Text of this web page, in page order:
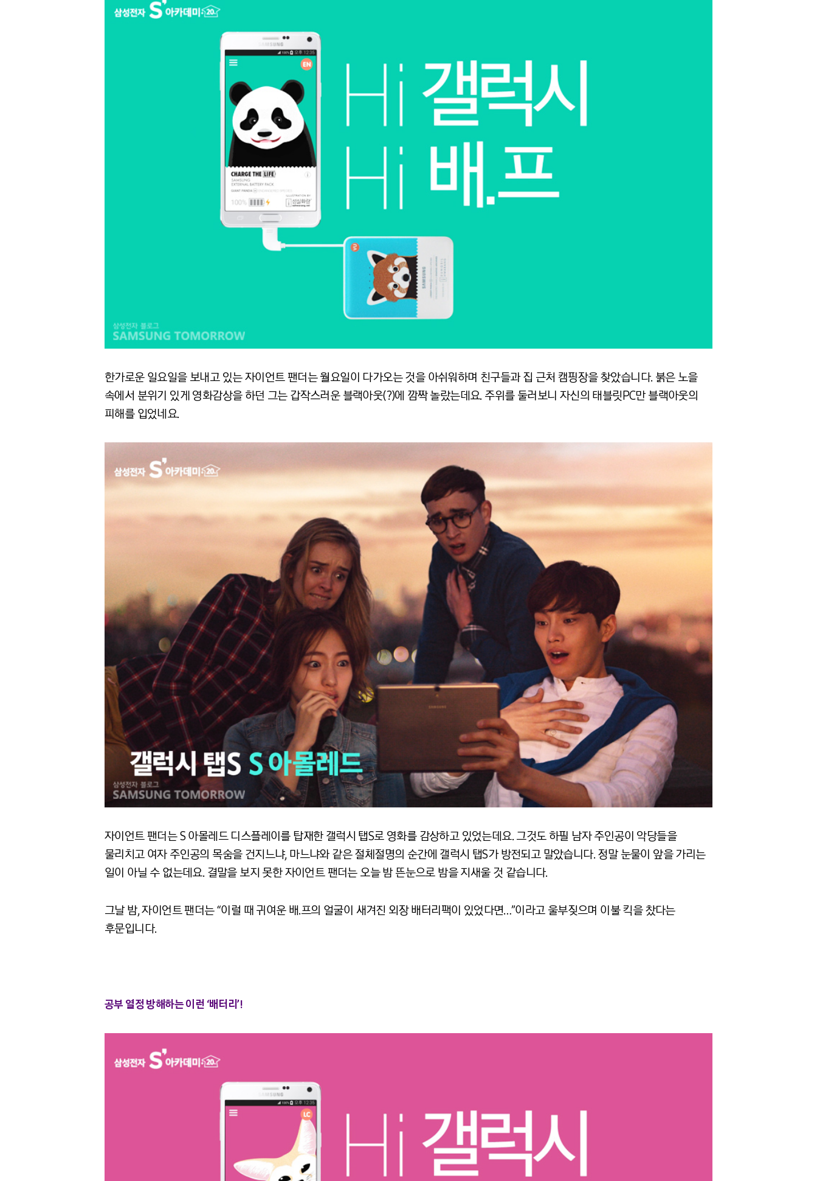
한가로운 일요일을 보내고 있는 자이언트 팬더는 월요일이 다가오는 것을 아쉬워하며 친구들과 집 근처 캠핑장을 찾았습니다. 붉은 노을
속에서 분위기 있게 영화감상을 하던 그는 갑작스러운 블랙아웃(?)에 깜짝 놀랐는데요. 주위를 둘러보니 자신의 태블릿PC만 블랙아웃의
피해를 입었네요.
자이언트 팬더는 S 아몰레드 디스플레이를 탑재한 갤럭시 탭S로 영화를 감상하고 있었는데요. 그것도 하필 남자 주인공이 악당들을
물리치고 여자 주인공의 목숨을 건지느냐, 마느냐와 같은 절체절명의 순간에 갤럭시 탭S가 방전되고 말았습니다. 정말 눈물이 앞을 가리는
일이 아닐 수 없는데요. 결말을 보지 못한 자이언트 팬더는 오늘 밤 뜬눈으로 밤을 지새울 것 같습니다.
그날 밤, 자이언트 팬더는 “이럴 때 귀여운 배.프의 얼굴이 새겨진 외장 배터리팩이 있었다면…”이라고 울부짖으며 이불 킥을 찼다는
후문입니다.
공부 열정 방해하는 이런 ‘배터리’!